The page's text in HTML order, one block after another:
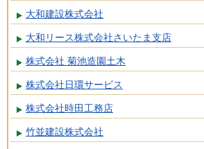
大和建設株式会社
大和リース株式会社さいたま支店
株式会社 菊池造園土木
株式会社日環サービス
株式会社時田工務店
竹並建設株式会社